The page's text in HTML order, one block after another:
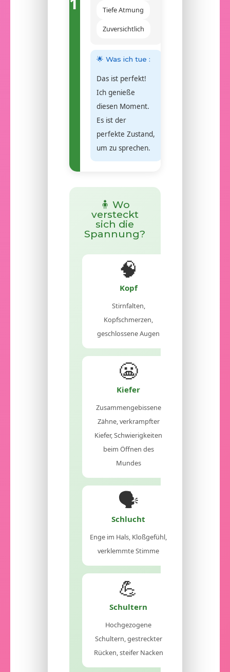
Tiefe Atmung
Zuversichtlich
🌟 Was ich tue :
Das ist perfekt!
Ich genieße
diesen Moment.
Es ist der
perfekte Zustand,
um zu sprechen.
🧍 Wo
versteckt
sich die
Spannung?
🧠
Kopf
Stirnfalten,
Kopfschmerzen,
geschlossene Augen
😬
Kiefer
Zusammengebissene
Zähne, verkrampfter
Kiefer, Schwierigkeiten
beim Öffnen des
Mundes
🗣️
Schlucht
Enge im Hals, Kloßgefühl,
verklemmte Stimme
💪
Schultern
Hochgezogene
Schultern, gestreckter
Rücken, steifer Nacken